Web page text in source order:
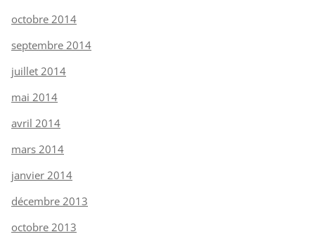
octobre 2014
septembre 2014
juillet 2014
mai 2014
avril 2014
mars 2014
janvier 2014
décembre 2013
octobre 2013